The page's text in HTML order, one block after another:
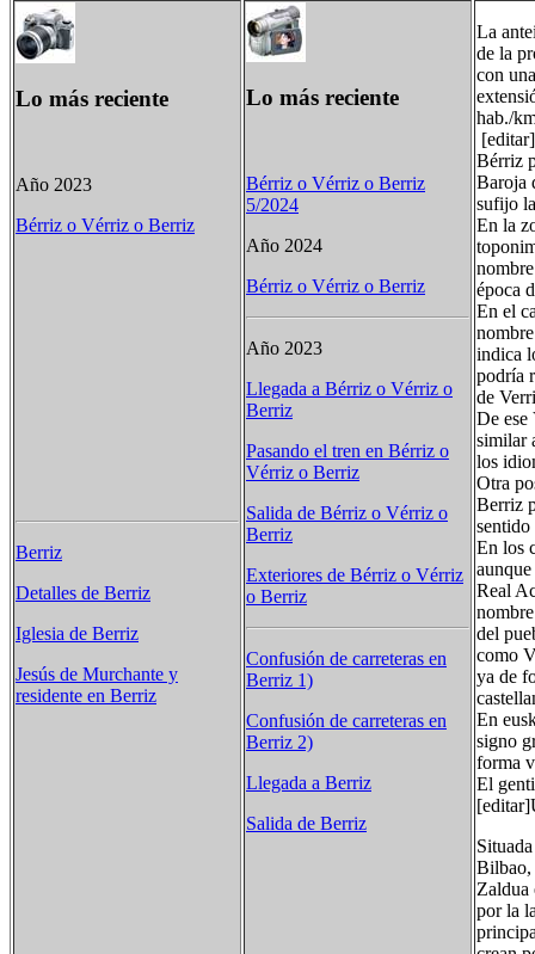
Lo más reciente
Año 2023
Bérriz o Vérriz o Berriz
Berriz
Detalles de Berriz
Iglesia de Berriz
Jesús de Murchante y
residente en Berriz
Lo más reciente
Bérriz o Vérriz o Berriz
5/2024
Año 2024
Bérriz o Vérriz o Berriz
Año 2023
Llegada a Bérriz o Vérriz o
Berriz
Pasando el tren en Bérriz o
Vérriz o Berriz
Salida de Bérriz o Vérriz o
Berriz
Exteriores de Bérriz o Vérriz
o Berriz
Confusión de carreteras en
Berriz 1)
Confusión de carreteras en
Berriz 2)
Llegada a Berriz
Salida de Berriz
La
de la
con
hab./
Bérriz
Baroja
sufijo
En la
época
En el
indica
podría
de
De
similar
los
Otra
Berriz
En los
Real
del
como
ya de
En
signo
forma
El
Bilbao,
Zaldua
por la